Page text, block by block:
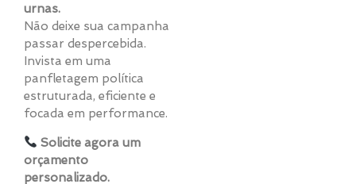
urnas.
Não deixe sua campanha
passar despercebida.
Invista em uma
panfletagem política
estruturada, eficiente e
focada em performance.
Solicite agora um
orçamento
personalizado.